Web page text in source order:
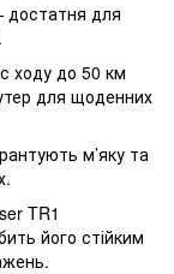
для
ходу до 50 км
для щоденних
м’яку та
TR1
його стійким